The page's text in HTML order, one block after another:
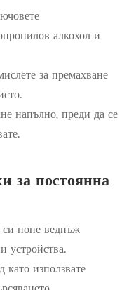
алкохол и
за премахване
напълно, преди да се
за постоянна
поне веднъж
устройства.
използвате